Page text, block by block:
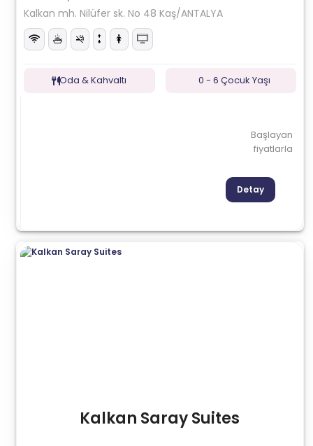
Kalkan mh. Nilüfer sk. No 48 Kaş/ANTALYA
Oda & Kahvaltı 0 - 6 Çocuk Yaşı
Başlayan
fiyatlarla
Detay
Kalkan Saray Suites